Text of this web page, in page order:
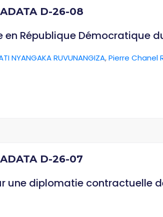
D-26-08
République Démocratique
NYANGAKA RUVUNANGIZA,Pierre Chanel
D-26-07
une diplomatie contractuelle